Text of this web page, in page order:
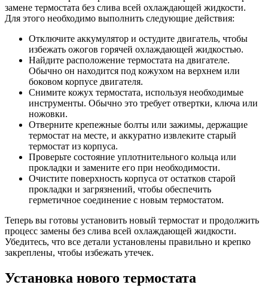
замене термостата без слива всей охлаждающей жидкости.
Для этого необходимо выполнить следующие действия:
Отключите аккумулятор и остудите двигатель, чтобы
избежать ожогов горячей охлаждающей жидкостью.
Найдите расположение термостата на двигателе.
Обычно он находится под кожухом на верхнем или
боковом корпусе двигателя.
Снимите кожух термостата, используя необходимые
инструменты. Обычно это требует отвертки, ключа или
ножовки.
Отверните крепежные болты или зажимы, держащие
термостат на месте, и аккуратно извлеките старый
термостат из корпуса.
Проверьте состояние уплотнительного кольца или
прокладки и замените его при необходимости.
Очистите поверхность корпуса от остатков старой
прокладки и загрязнений, чтобы обеспечить
герметичное соединение с новым термостатом.
Теперь вы готовы установить новый термостат и продолжить
процесс замены без слива всей охлаждающей жидкости.
Убедитесь, что все детали установлены правильно и крепко
закреплены, чтобы избежать утечек.
Установка нового термостата